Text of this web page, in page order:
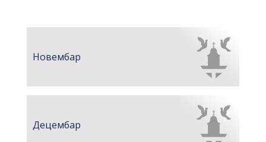
КАНДИДАТА КОЈИ СУ ОСТВАРИЛИ ПРАВО
НА ГРАДСКИ МЈЕСЕЧНИ БОРАЧКИ
ДОДАТАК ЗА ДЕМОБИЛИСАНЕ БОРЦЕ
ВОЈСКЕ РЕПУБЛИКЕ СРПСКЕ У СТАЊУ
Новембар
Децембар